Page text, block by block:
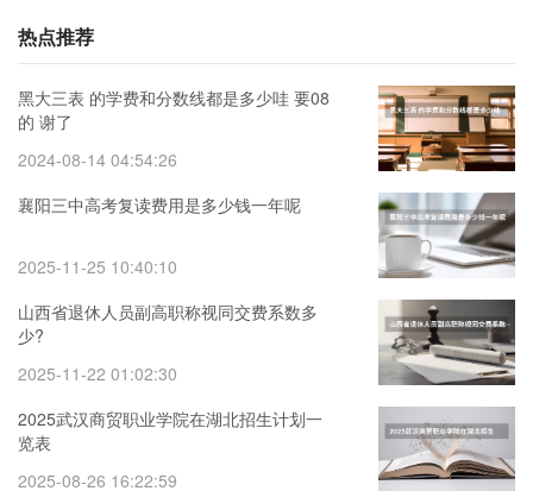
热点推荐
黑大三表 的学费和分数线都是多少哇 要08
的 谢了
2024-08-14 04:54:26
襄阳三中高考复读费用是多少钱一年呢
2025-11-25 10:40:10
山西省退休人员副高职称视同交费系数多
少?
2025-11-22 01:02:30
2025武汉商贸职业学院在湖北招生计划一
览表
2025-08-26 16:22:59